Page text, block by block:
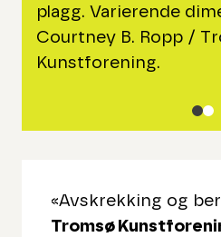
plagg. Varierende
Courtney B. Ropp /
Kunstforening.
«Avskrekking og
Tromsø